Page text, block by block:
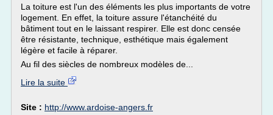
La toiture est l'un des éléments les plus importants de votre
logement. En effet, la toiture assure l'étanchéité du
bâtiment tout en le laissant respirer. Elle est donc censée
être résistante, technique, esthétique mais également
légère et facile à réparer.
Au fil des siècles de nombreux modèles de...
Lire la suite
Site : http://www.ardoise-angers.fr